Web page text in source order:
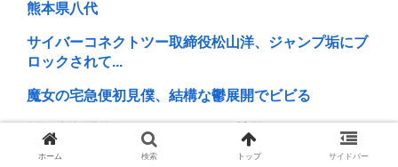
熊本県八代
サイバーコネクトツー取締役松山洋、ジャンプ垢にブ
ロックされて...
魔女の宅急便初見僕、結構な鬱展開でビビる
例の自殺配信、ウッキウキでXに拡散されまくるwww
若者が海離れする理由 1位、「平成の香りがする」だ
ホーム 検索 トップ サイドバー